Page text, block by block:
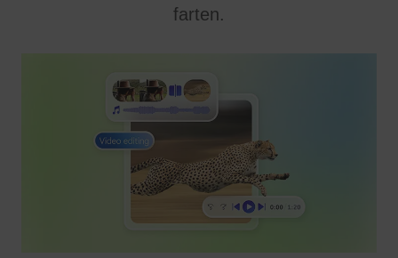
farten.